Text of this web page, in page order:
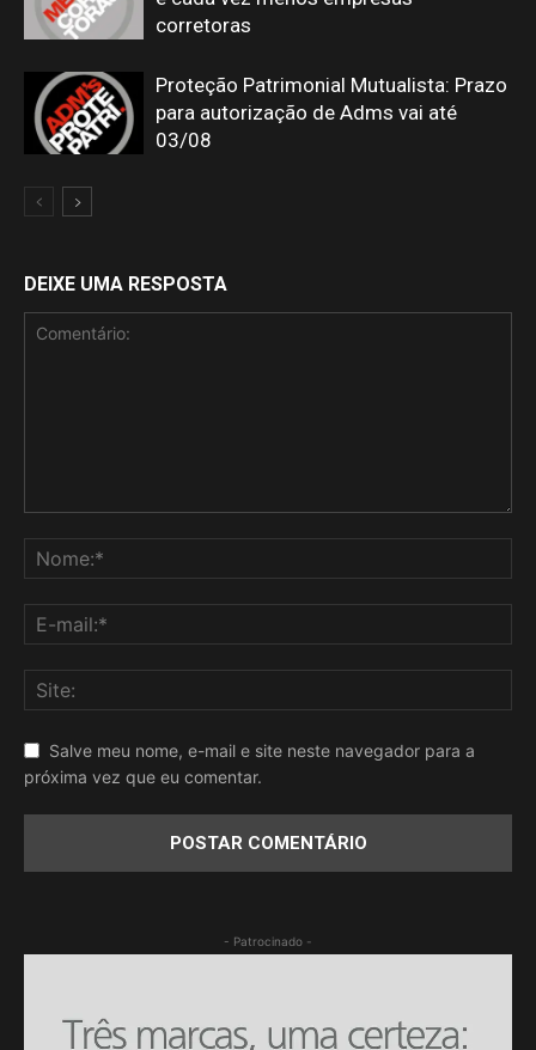
corretoras
Proteção Patrimonial Mutualista: Prazo
para autorização de Adms vai até
03/08
DEIXE UMA RESPOSTA
Salve meu nome, e-mail e site neste navegador para a
próxima vez que eu comentar.
- Patrocinado -